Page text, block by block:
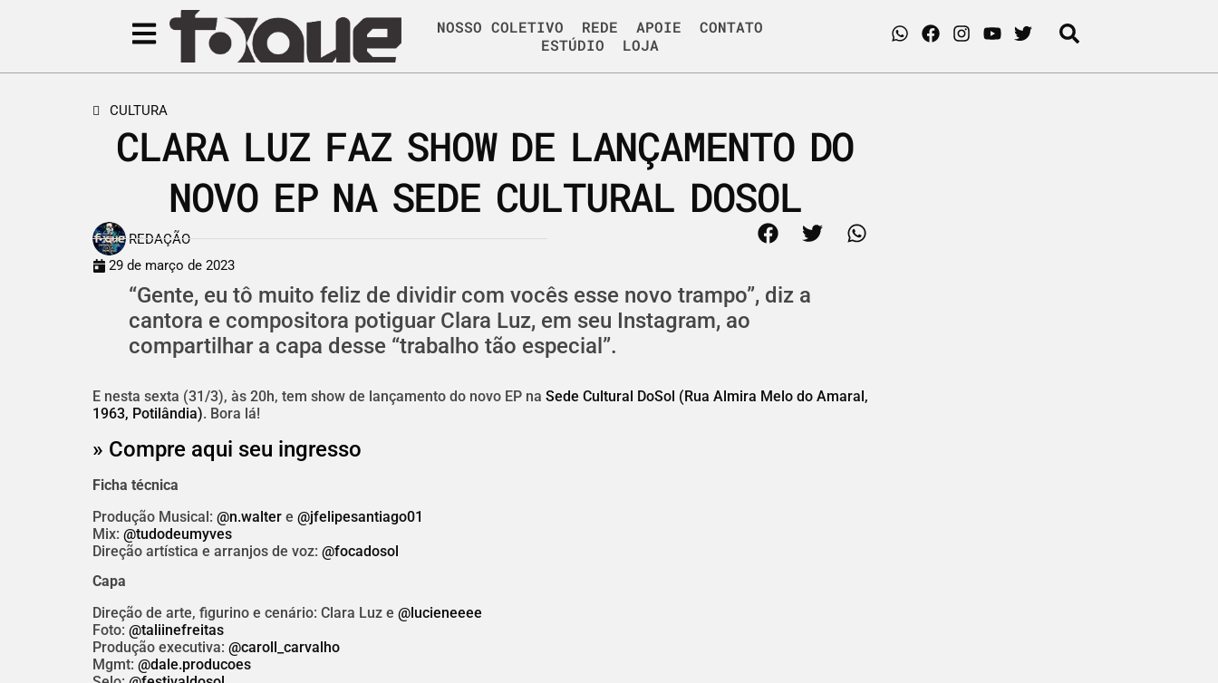
NOSSO COLETIVO REDE APOIE
CONTATO
ESTÚDIO
LOJA
CULTURA
CLARA LUZ FAZ SHOW DE LANÇAMENTO DO
NOVO EP NA SEDE CULTURAL DOSOL
REDAÇÃO
29 de março de 2023
“Gente, eu tô muito feliz de dividir com vocês esse novo trampo”, diz a
cantora e compositora potiguar Clara Luz, em seu Instagram, ao
compartilhar a capa desse “trabalho tão especial”.
E nesta sexta (31/3), às 20h, tem show de lançamento do novo EP na Sede Cultural DoSol (Rua Almira Melo do Amaral,
1963, Potilândia). Bora lá!
» Compre aqui seu ingresso
Ficha técnica
Produção Musical: @n.walter e @jfelipesantiago01
Mix: @tudodeumyves
Direção artística e arranjos de voz: @focadosol
Capa
Direção de arte, figurino e cenário: Clara Luz e @lucieneeee
Foto: @taliinefreitas
Produção executiva: @caroll_carvalho
Mgmt: @dale.producoes